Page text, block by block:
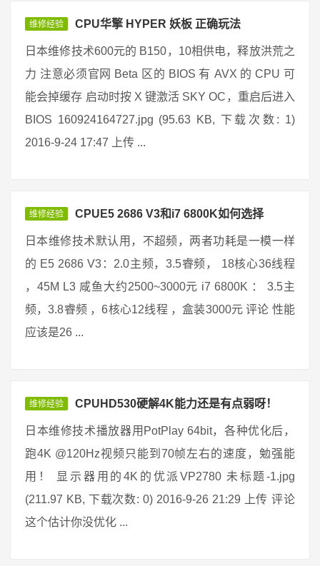
维修经验 CPU华擎 HYPER 妖板 正确玩法
日本维修技术600元的 B150，10相供电，释放洪荒之
力 注意必须官网 Beta 区的 BIOS 有 AVX 的 CPU 可
能会掉缓存 启动时按 X 键激活 SKY OC，重启后进入
BIOS 160924164727.jpg (95.63 KB, 下载次数: 1)
2016-9-24 17:47 上传 ...
维修经验 CPUE5 2686 V3和i7 6800K如何选择
日本维修技术默认用，不超频，两者功耗是一模一样
的 E5 2686 V3：2.0主频，3.5睿频， 18核心36线程
，45M L3 咸鱼大约2500~3000元 i7 6800K ： 3.5主
频，3.8睿频 ，6核心12线程 ，盒装3000元 评论 性能
应该是26 ...
维修经验 CPUHD530硬解4K能力还是有点弱呀！
日本维修技术播放器用PotPlay 64bit，各种优化后，
跑4K @120Hz视频只能到70帧左右的速度，勉强能
用！ 显示器用的4K的优派VP2780 未标题-1.jpg
(211.97 KB, 下载次数: 0) 2016-9-26 21:29 上传 评论
这个估计你没优化 ...